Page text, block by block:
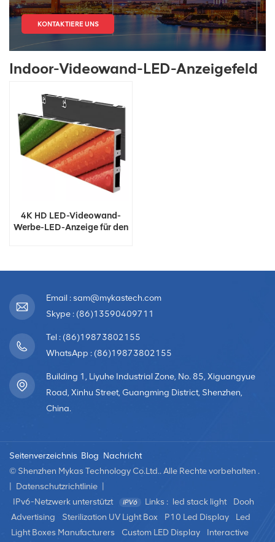
KONTAKTIERE UNS
Indoor-Videowand-LED-Anzeigefeld
4K HD LED-Videowand-
Werbe-LED-Anzeige für den
Email : sam@mykastech.com
Skype : (86)13590409711
Tel : (86)19873802155
WhatsApp : (86)19873802155
Building 1, Liyuhe Industrial Zone, No. 85, Xiguangyue
Road, Xinhu Street, Guangming District, Shenzhen,
China.
Seitenverzeichnis Blog Nachricht
© Shenzhen Mykas Technology Co.Ltd.. Alle Rechte vorbehalten .
Datenschutzrichtlinie
IPv6-Netzwerk unterstützt
Links : led stack light
Dooh
Advertising
Sterilization UV Light Box P10 Led Display
Led
Light Boxes Manufacturers
Custom LED Display Interactive